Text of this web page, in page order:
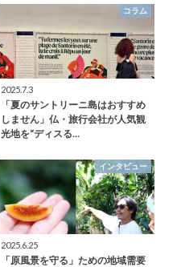
コラム
2025.7.3
「夏のサントリーニ島はおすすめ
しません」仏・旅行会社が人気観
光地を“ディスる…
インタビュー
2025.6.25
「原風景を守る」ための地域需要